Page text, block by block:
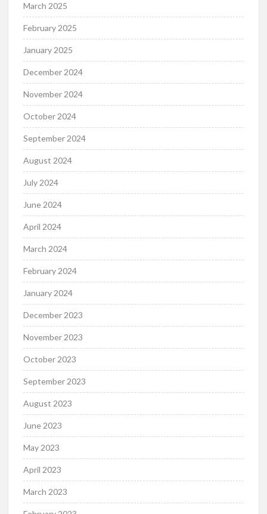
March 2025
February 2025
January 2025
December 2024
November 2024
October 2024
September 2024
August 2024
July 2024
June 2024
April 2024
March 2024
February 2024
January 2024
December 2023
November 2023
October 2023
September 2023
August 2023
June 2023
May 2023
April 2023
March 2023